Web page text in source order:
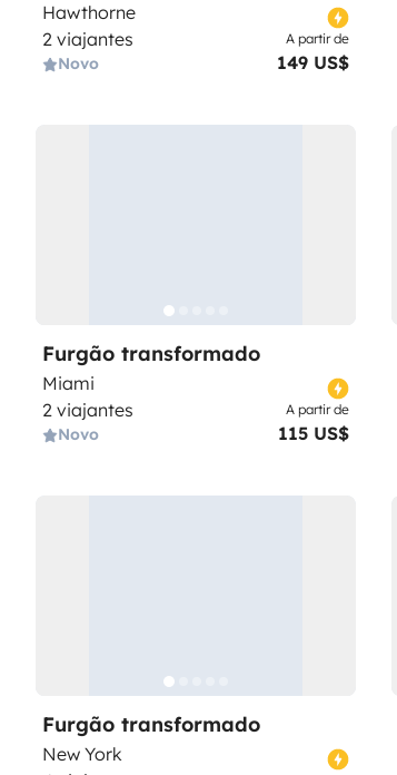
Hawthorne
2 viajantes
Novo
A partir de
149 US$
Furgão transformado
Miami
2 viajantes
Novo
A partir de
115 US$
Furgão transformado
New York